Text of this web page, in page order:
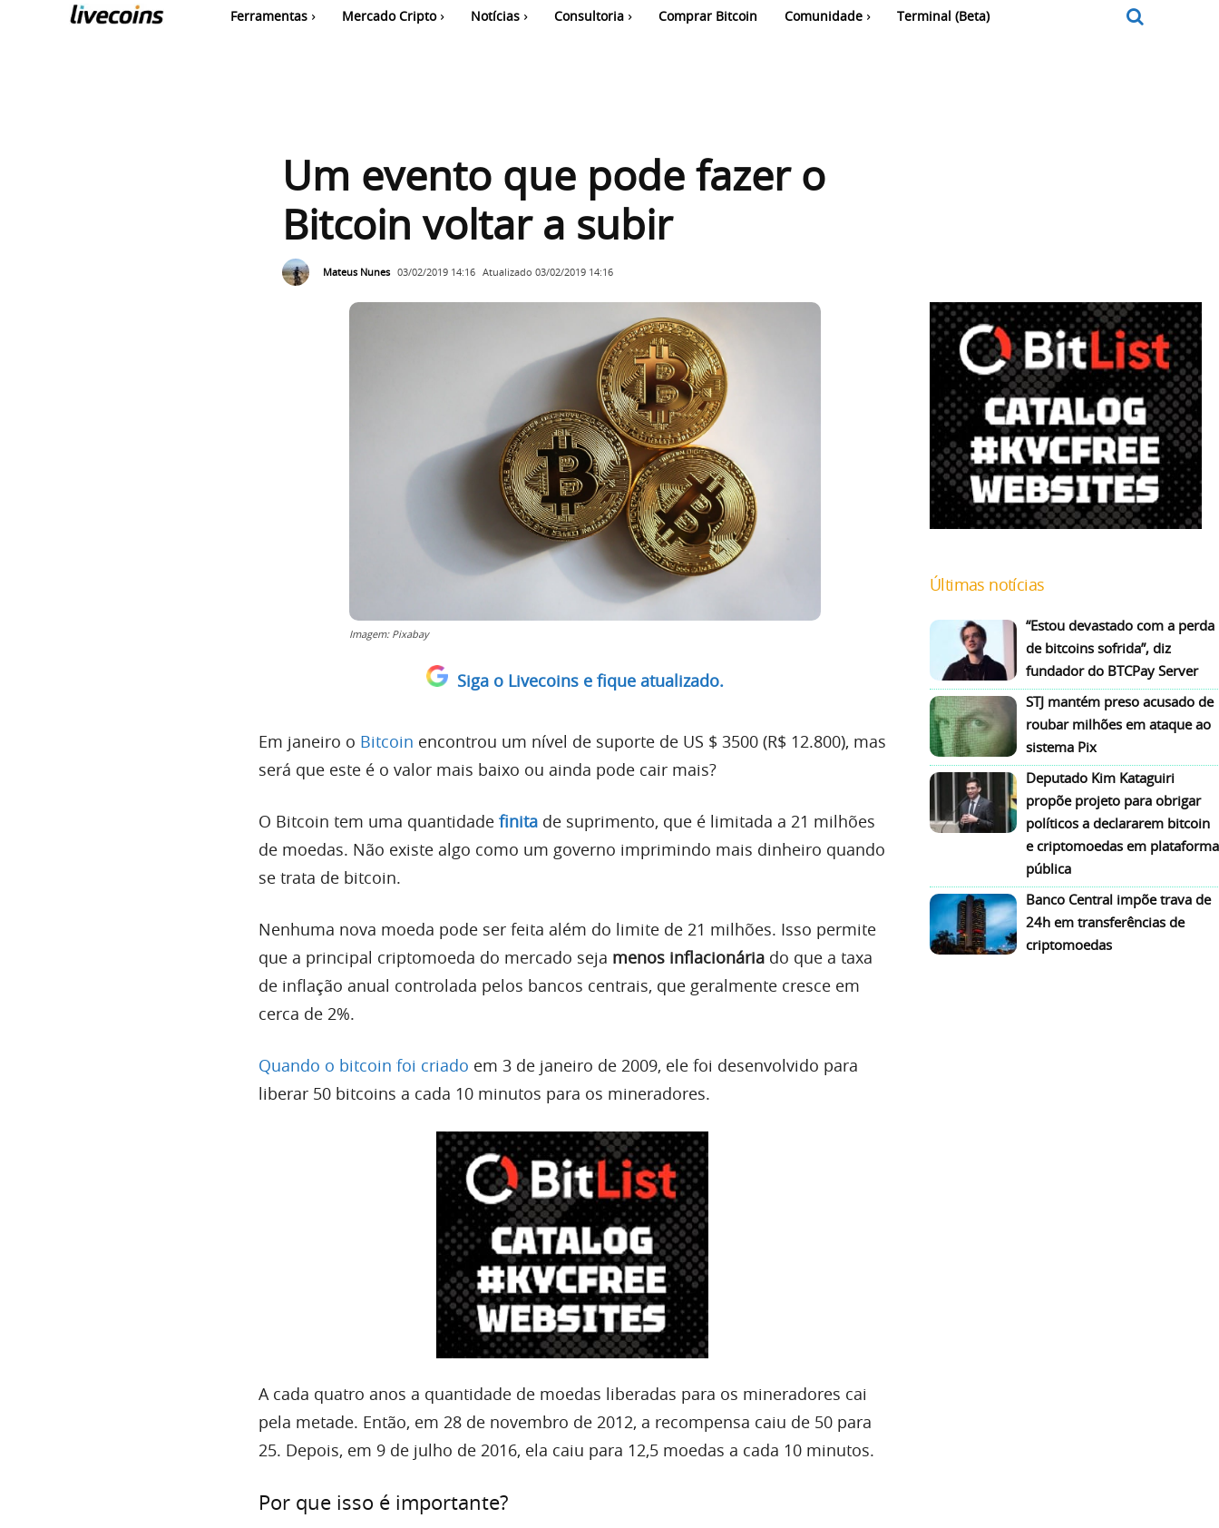
Ferramentas Mercado Cripto Notícias Consultoria Comprar Bitcoin Comunidade Terminal (Beta)
Um evento que pode fazer o
Bitcoin voltar a subir
Mateus Nunes 03/02/2019 14:16 Atualizado 03/02/2019 14:16
Imagem: Pixabay
Siga o Livecoins e fique atualizado.
Em janeiro o Bitcoin encontrou um nível de suporte de US $ 3500 (R$ 12.800), mas
será que este é o valor mais baixo ou ainda pode cair mais?
O Bitcoin tem uma quantidade finita de suprimento, que é limitada a 21 milhões
de moedas. Não existe algo como um governo imprimindo mais dinheiro quando
se trata de bitcoin.
Nenhuma nova moeda pode ser feita além do limite de 21 milhões. Isso permite
que a principal criptomoeda do mercado seja menos inflacionária do que a taxa
de inflação anual controlada pelos bancos centrais, que geralmente cresce em
cerca de 2%.
Quando o bitcoin foi criado em 3 de janeiro de 2009, ele foi desenvolvido para
liberar 50 bitcoins a cada 10 minutos para os mineradores.
A cada quatro anos a quantidade de moedas liberadas para os mineradores cai
pela metade. Então, em 28 de novembro de 2012, a recompensa caiu de 50 para
25. Depois, em 9 de julho de 2016, ela caiu para 12,5 moedas a cada 10 minutos.
Por que isso é importante?
Últimas notícias
“Estou devastado com a perda
de bitcoins sofrida”, diz
fundador do BTCPay Server
STJ mantém preso acusado de
roubar milhões em ataque ao
sistema Pix
Deputado Kim Kataguiri
propõe projeto para obrigar
políticos a declararem bitcoin
e criptomoedas em plataforma
pública
Banco Central impõe trava de
24h em transferências de
criptomoedas